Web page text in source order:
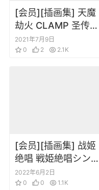
[会员][插画集] 天魔
劫火 CLAMP 圣传插
画集
2021年7月9日
0
2 2.1K
[会员][插画集] 战姬
绝唱 戦姫絶唱シンフ
ォギア ビジュアルコ
レクション
2022年6月2日
0
0 1.1K